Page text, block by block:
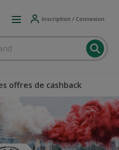
Inscription / Connexion
offres de cashback